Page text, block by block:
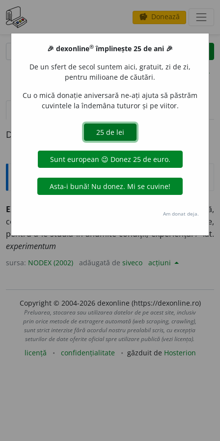
savings Donează
clear
opțiuni
definiții (1) pronunțievolume_up (50)
Definiția cu ID-ul 334018:
Explicative DEX
EXPERIM
Procedeu de cercetare în știință,
constând în provocarea intenționată a unor fenomene,
pentru a le studia în anumite condiții; experiență. /<lat.
experimentum
sursa: NODEX (2002) adăugată de siveco acțiuni
Copyright © 2004-2026 dexonline (https://dexonline.ro)
Preluarea, stocarea sau utilizarea datelor de pe acest site, inclusiv
prin orice metode de extragere automată (web scraping, crawling),
sunt strict interzise fără acordul nostru prealabil scris, cu excepția
seturilor de date oferite oficial spre utilizare publică (vezi licența).
licență confidențialitate găzduit de Hosterion
🎉 dexonline® împlinește 25 de ani 🎉
De un sfert de secol suntem aici, gratuit, zi de zi,
pentru milioane de căutări.
Cu o mică donație aniversară ne-ați ajuta să păstrăm
cuvintele la îndemâna tuturor și pe viitor.
Am donat deja.